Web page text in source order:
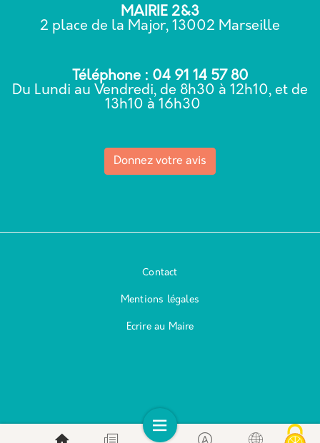
MAIRIE 2&3
2 place de la Major, 13002 Marseille
Téléphone : 04 91 14 57 80
Du Lundi au Vendredi, de 8h30 à 12h10, et de
13h10 à 16h30
Donnez votre avis
Contact
Mentions légales
Ecrire au Maire